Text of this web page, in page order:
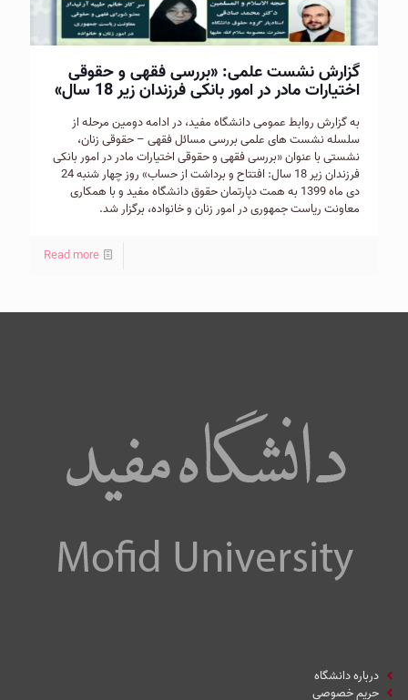
گزارش نشست علمی: «بررسی فقهی و حقوقی
اختیارات مادر در امور بانكی فرزندان زير 18 سال»
به گزارش روابط عمومی دانشگاه مفيد، در ادامه دومين مرحله از
سلسله نشست های علمی بررسی مسائل فقهی – حقوقی زنان،
نشستی با عنوان «بررسی فقهی و حقوقی اختیارات مادر در امور بانكی
فرزندان زير 18 سال: افتتاح و برداشت از حساب» روز چهار شنبه 24
دی ماه 1399 به همت دپارتمان حقوق دانشگاه مفيد و با همکاری
معاونت رياست جمهوری در امور زنان و خانواده، برگزار شد.
Read more
درباره دانشگاه
حریم خصوصی